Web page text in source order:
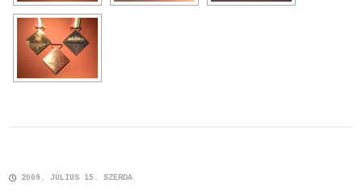
2009. JÚLIUS 15. SZERDA